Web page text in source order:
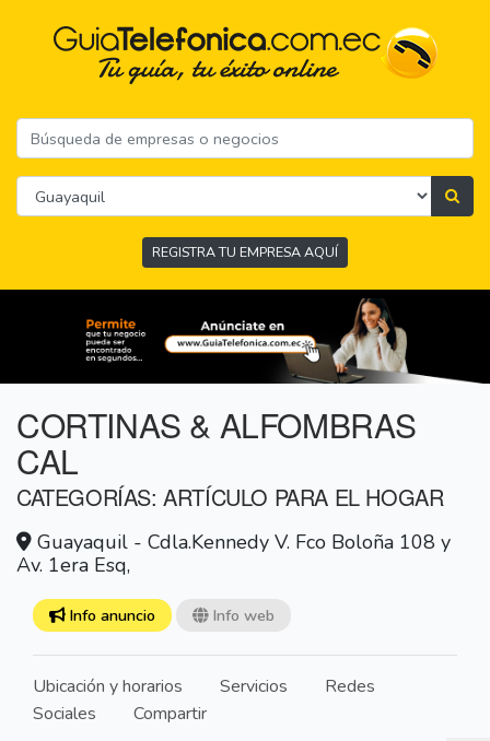
REGISTRA TU EMPRESA AQUÍ
CORTINAS & ALFOMBRAS
CAL
CATEGORÍAS: ARTÍCULO PARA EL HOGAR
Guayaquil - Cdla.Kennedy V. Fco Boloña 108 y
Av. 1era Esq,
Info anuncio Info web
Ubicación y horarios Servicios
Redes
Sociales
Compartir